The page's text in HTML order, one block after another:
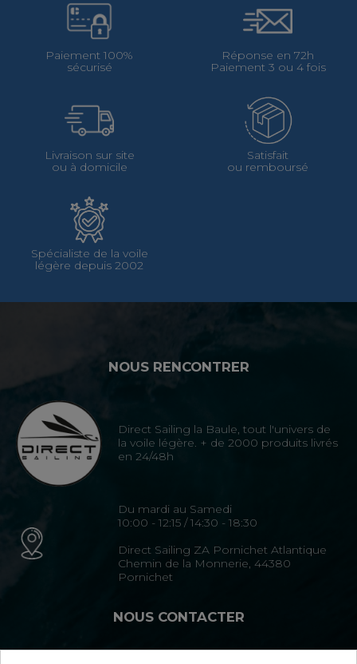
Paiement 100%
sécurisé
Réponse en 72h
Paiement 3 ou 4 fois
Livraison sur site
ou à domicile
Satisfait
ou remboursé
Spécialiste de la voile
légère depuis 2002
NOUS RENCONTRER
Direct Sailing la Baule, tout l'univers de
la voile légère. + de 2000 produits livrés
en 24/48h
Du mardi au Samedi
10:00 - 12:15 / 14:30 - 18:30
Direct Sailing ZA Pornichet Atlantique
Chemin de la Monnerie, 44380
Pornichet
NOUS CONTACTER